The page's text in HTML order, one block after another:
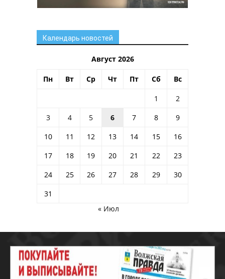
Календарь новостей
Август 2026
Пн Вт Ср Чт Пт Сб Вс
1
2
3
4 5 6 7 8
9
10
11 12 13 14 15
16
17
18 19 20 21 22
23
24
25 26 27 28 29
30
31
« Июл